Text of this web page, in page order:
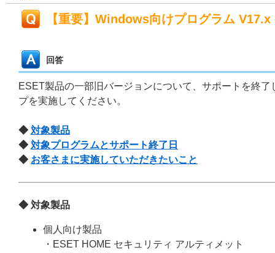
【重要】Windows向けプログラム
回答
ESET製品の一部旧バージョンについて、サポートを終
プを実施してください。
◆ 対象製品
◆ 対象プログラムとサポート終了日
◆ お客さまに実施していただきたいこと
◆ 対象製品
個人向け製品
・ESET HOME セキュリティ アルティメット